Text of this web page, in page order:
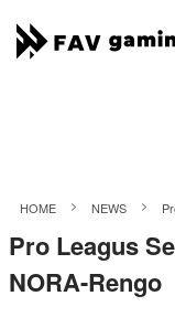
HOME > NEWS >
Pro Leagus
NORA-Rengo